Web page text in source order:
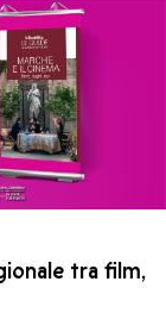
tra film,